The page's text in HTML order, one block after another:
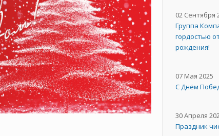
02 Сентября
Группа
гордостью
рождения!
07 Мая 2025
С Днём
30 Апреля
Праздник